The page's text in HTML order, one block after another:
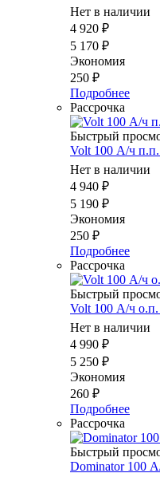
Нет в наличии
4 920 ₽
5 170 ₽
Экономия
250 ₽
Подробнее
Рассрочка
Быстрый
Volt 100 А/ч
Нет в наличии
4 940 ₽
5 190 ₽
Экономия
250 ₽
Подробнее
Рассрочка
Быстрый
Volt 100 А/ч
Нет в наличии
4 990 ₽
5 250 ₽
Экономия
260 ₽
Подробнее
Рассрочка
Быстрый
Dominator 100